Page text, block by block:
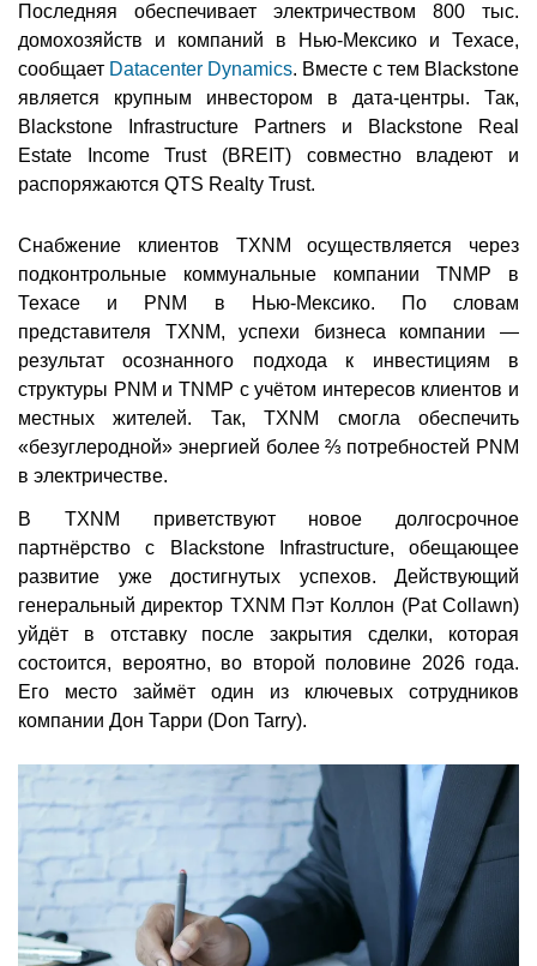
Последняя обеспечивает электричеством 800 тыс.
домохозяйств и компаний в Нью-Мексико и Техасе,
сообщает Datacenter Dynamics. Вместе с тем Blackstone
является крупным инвестором в дата-центры. Так,
Blackstone Infrastructure Partners и Blackstone Real
Estate Income Trust (BREIT) совместно владеют и
распоряжаются QTS Realty Trust.
Снабжение клиентов TXNM осуществляется через
подконтрольные коммунальные компании TNMP в
Техасе и PNM в Нью-Мексико. По словам
представителя TXNM, успехи бизнеса компании —
результат осознанного подхода к инвестициям в
структуры PNM и TNMP с учётом интересов клиентов и
местных жителей. Так, TXNM смогла обеспечить
«безуглеродной» энергией более ⅔ потребностей PNM
в электричестве.
В TXNM приветствуют новое долгосрочное
партнёрство с Blackstone Infrastructure, обещающее
развитие уже достигнутых успехов. Действующий
генеральный директор TXNM Пэт Коллон (Pat Collawn)
уйдёт в отставку после закрытия сделки, которая
состоится, вероятно, во второй половине 2026 года.
Его место займёт один из ключевых сотрудников
компании Дон Тарри (Don Tarry).